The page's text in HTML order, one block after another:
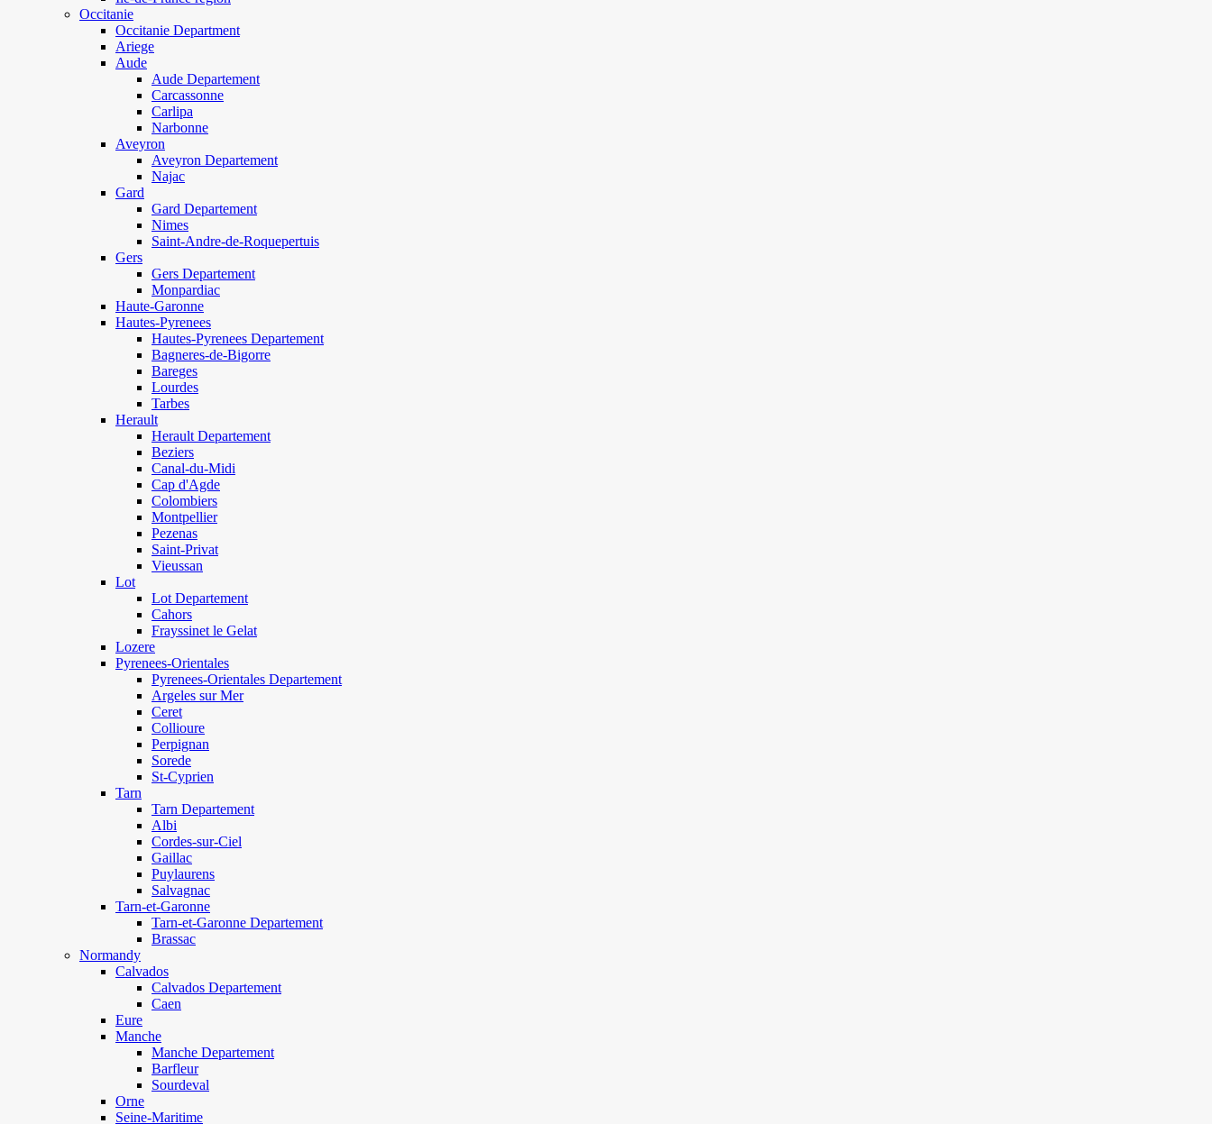
Occitanie
Occitanie Department
Ariege
Aude
Aude Departement
Carcassonne
Carlipa
Narbonne
Aveyron
Aveyron Departement
Najac
Gard
Gard Departement
Nimes
Saint-Andre-de-Roquepertuis
Gers
Gers Departement
Monpardiac
Haute-Garonne
Hautes-Pyrenees
Hautes-Pyrenees Departement
Bagneres-de-Bigorre
Bareges
Lourdes
Tarbes
Herault
Herault Departement
Beziers
Canal-du-Midi
Cap d'Agde
Colombiers
Montpellier
Pezenas
Saint-Privat
Vieussan
Lot
Lot Departement
Cahors
Frayssinet le Gelat
Lozere
Pyrenees-Orientales
Pyrenees-Orientales Departement
Argeles sur Mer
Ceret
Collioure
Perpignan
Sorede
St-Cyprien
Tarn
Tarn Departement
Albi
Cordes-sur-Ciel
Gaillac
Puylaurens
Salvagnac
Tarn-et-Garonne
Tarn-et-Garonne Departement
Brassac
Normandy
Calvados
Calvados Departement
Caen
Eure
Manche
Manche Departement
Barfleur
Sourdeval
Orne
Seine-Maritime